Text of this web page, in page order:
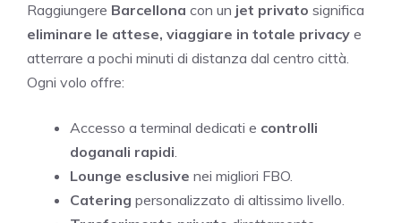
Raggiungere Barcellona con un jet privato significa
eliminare le attese, viaggiare in totale privacy e
atterrare a pochi minuti di distanza dal centro città.
Ogni volo offre:
Accesso a terminal dedicati e controlli
doganali rapidi.
Lounge esclusive nei migliori FBO.
Catering personalizzato di altissimo livello.